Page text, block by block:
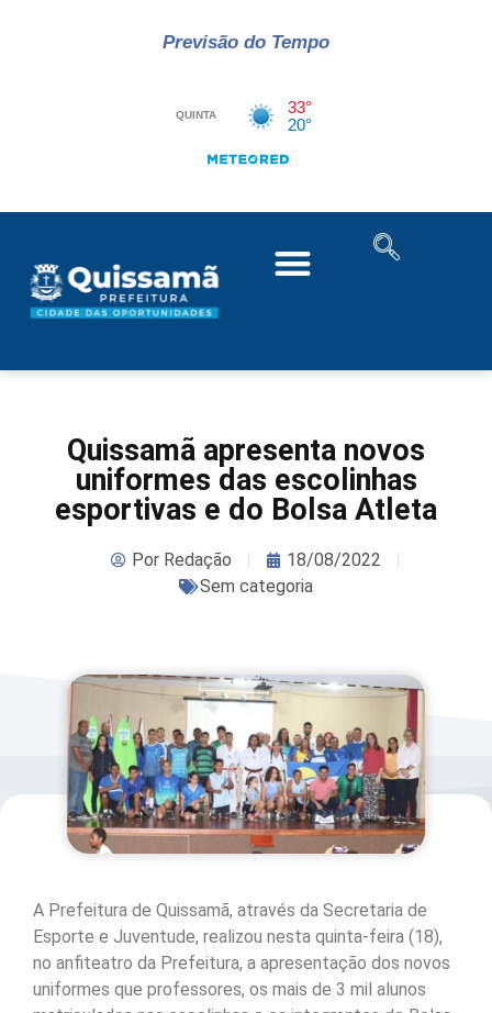
Previsão do Tempo
Quissamã apresenta novos
uniformes das escolinhas
esportivas e do Bolsa Atleta
PorRedação
18/08/2022
Sem categoria
A Prefeitura de Quissamã, através da Secretaria de
Esporte e Juventude, realizou nesta quinta-feira (18),
no anfiteatro da Prefeitura, a apresentação dos novos
uniformes que professores, os mais de 3 mil alunos